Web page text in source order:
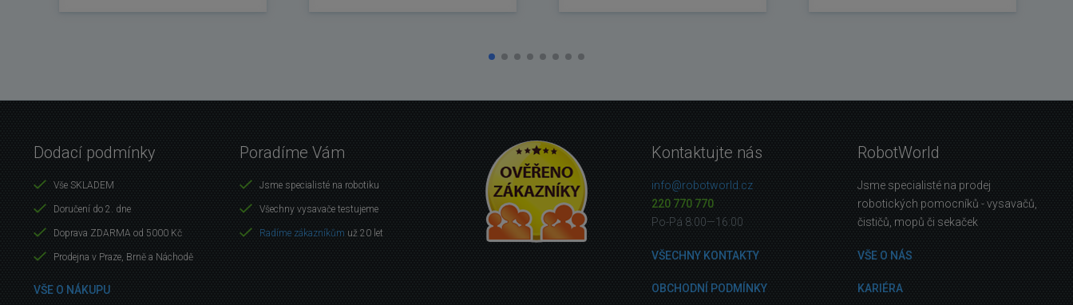
Dodací podmínky
Vše SKLADEM
Doručení do 2. dne
Doprava ZDARMA od 5000 Kč
Prodejna v Praze, Brně a Náchodě
VŠE O NÁKUPU
Poradíme Vám
Jsme specialisté na robotiku
Všechny vysavače testujeme
Radíme zákazníkům už 20 let
Kontaktujte nás
info@robotworld.cz
220 770 770
Po-Pá 8:00—16:00
VŠECHNY KONTAKTY
OBCHODNÍ PODMÍNKY
RobotWorld
Jsme specialisté na prodej
robotických pomocníků - vysavačů,
čističů, mopů či sekaček
VŠE O NÁS
KARIÉRA